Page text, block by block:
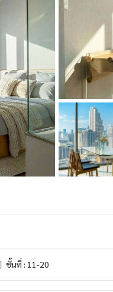
ชั้นที่ : 11-20